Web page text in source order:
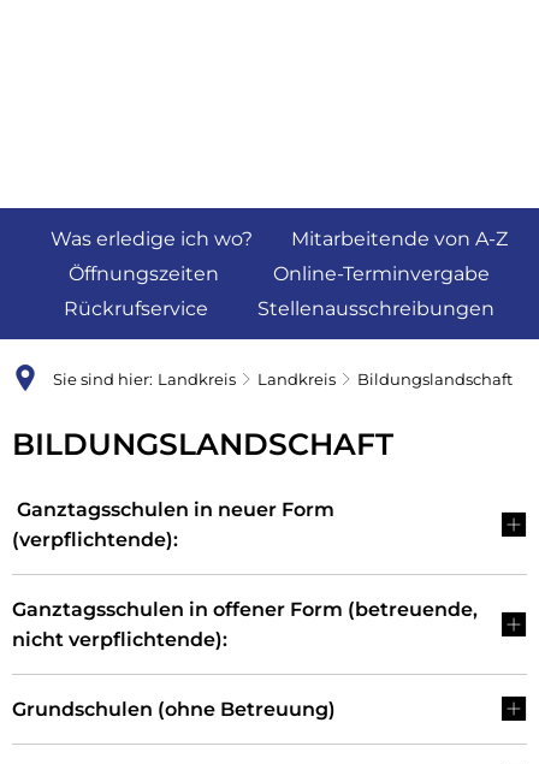
Was erledige ich wo?
Mitarbeitende von A-Z
Öffnungszeiten
Online-Terminvergabe
Rückrufservice
Stellenausschreibungen
Sie sind hier: Landkreis Landkreis Bildungslandschaft
Bildungslandschaft
BILDUNGSLANDSCHAFT
Ganztagsschulen in neuer Form
(verpflichtende):
Ganztagsschulen in offener Form (betreuende,
nicht verpflichtende):
Grundschulen (ohne Betreuung)